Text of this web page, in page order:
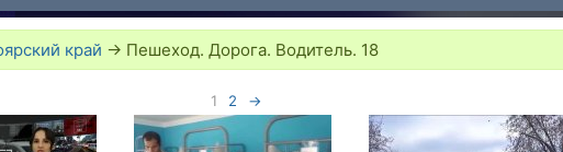
край → Пешеход. Дорога. Водитель. 18
1 2 →